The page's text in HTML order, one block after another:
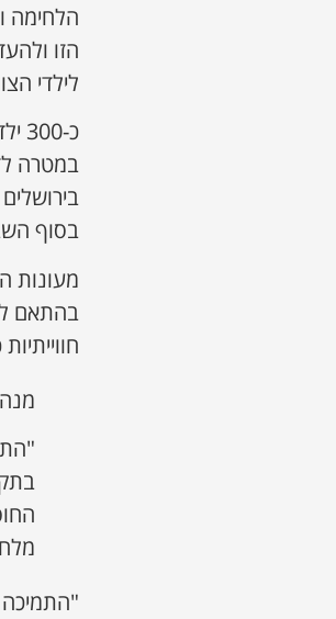
הלחימה
הזו
לילדי
במטרה
בסוף
בהתאם
"התמיכה